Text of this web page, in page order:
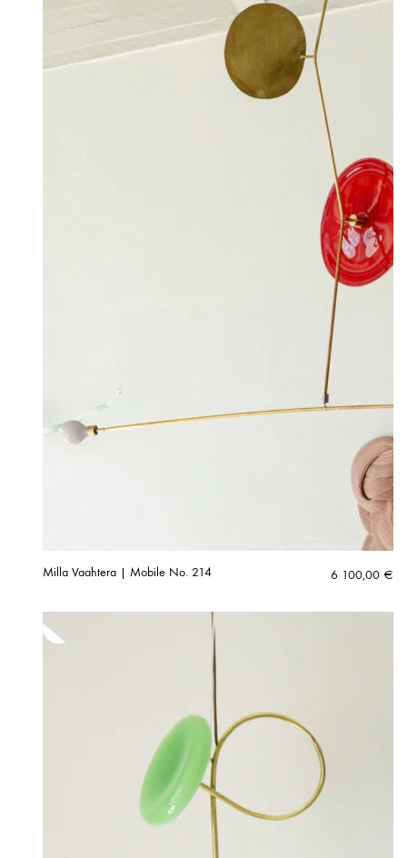
Milla Vaahtera | Mobile No. 214 6 100,00 €